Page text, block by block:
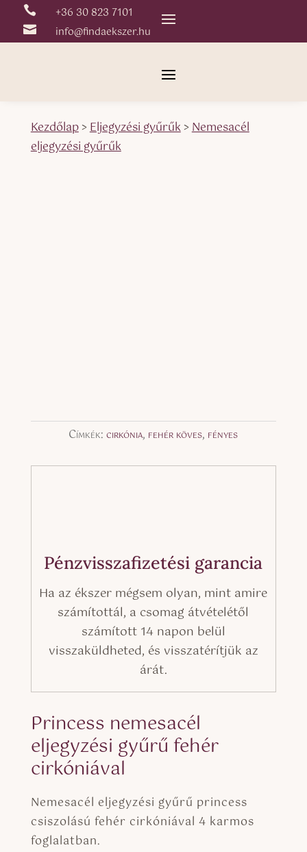
 +36 30 823 7101
 info@findaekszer.hu
Kezdőlap>Eljegyzési gyűrűk>Nemesacél
eljegyzési gyűrűk
Címkék:cirkónia, fehér köves, fényes
Pénzvisszafizetési garancia
Ha az ékszer mégsem olyan, mint amire
számítottál, a csomag átvételétől
számított 14 napon belül
visszaküldheted, és visszatérítjük az
árát.
Princess nemesacél
eljegyzési gyűrű fehér
cirkóniával
Nemesacél eljegyzési gyűrű princess
csiszolású fehér cirkóniával 4 karmos
foglalatban.